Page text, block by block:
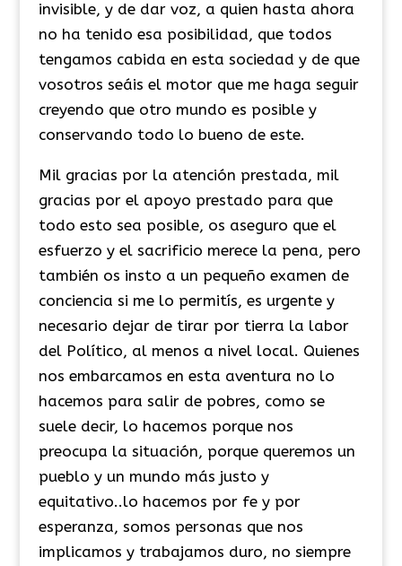
invisible, y de dar voz, a quien hasta ahora
no ha tenido esa posibilidad, que todos
tengamos cabida en esta sociedad y de que
vosotros seáis el motor que me haga seguir
creyendo que otro mundo es posible y
conservando todo lo bueno de este.
Mil gracias por la atención prestada, mil
gracias por el apoyo prestado para que
todo esto sea posible, os aseguro que el
esfuerzo y el sacrificio merece la pena, pero
también os insto a un pequeño examen de
conciencia si me lo permitís, es urgente y
necesario dejar de tirar por tierra la labor
del Político, al menos a nivel local. Quienes
nos embarcamos en esta aventura no lo
hacemos para salir de pobres, como se
suele decir, lo hacemos porque nos
preocupa la situación, porque queremos un
pueblo y un mundo más justo y
equitativo..lo hacemos por fe y por
esperanza, somos personas que nos
implicamos y trabajamos duro, no siempre